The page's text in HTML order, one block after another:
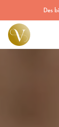
Des